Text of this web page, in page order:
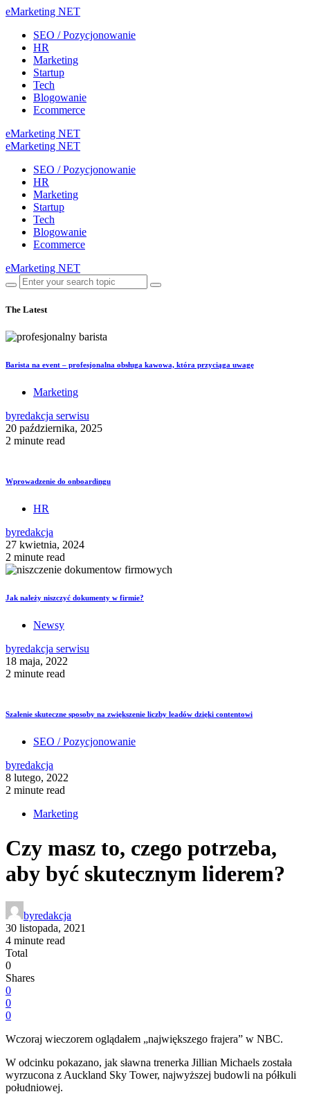
eMarketing NET
SEO / Pozycjonowanie
HR
Marketing
Startup
Tech
Blogowanie
Ecommerce
eMarketing NET
eMarketing NET
SEO / Pozycjonowanie
HR
Marketing
Startup
Tech
Blogowanie
Ecommerce
eMarketing NET
The Latest
Barista na event – profesjonalna obsługa kawowa, która przyciąga uwagę
Marketing
byredakcja serwisu
20 października, 2025
2 minute read
Wprowadzenie do onboardingu
HR
byredakcja
27 kwietnia, 2024
2 minute read
Jak należy niszczyć dokumenty w firmie?
Newsy
byredakcja serwisu
18 maja, 2022
2 minute read
Szalenie skuteczne sposoby na zwiększenie liczby leadów dzięki contentowi
SEO / Pozycjonowanie
byredakcja
8 lutego, 2022
2 minute read
Marketing
Czy masz to, czego potrzeba,
aby być skutecznym liderem?
byredakcja
30 listopada, 2021
4 minute read
Total
0
Shares
0
0
0
Wczoraj wieczorem oglądałem „największego frajera” w NBC.
W odcinku pokazano, jak sławna trenerka Jillian Michaels została
wyrzucona z Auckland Sky Tower, najwyższej budowli na półkuli
południowej.